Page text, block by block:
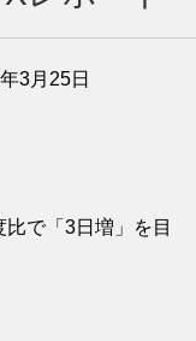
3月25日
で「3日増」を目